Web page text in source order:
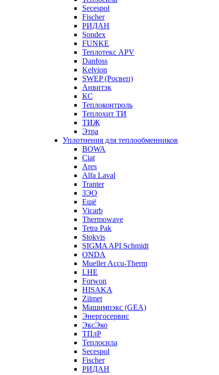
Secespol
Fischer
РИДАН
Sondex
FUNKE
Теплотекс APV
Danfoss
Kelvion
SWEP (Росвеп)
Анвитэк
КС
Теплоконтроль
Теплохит ТИ
ТИЖ
Этра
Уплотнения для теплообменников
BOWA
Ciat
Ares
Alfa Laval
Tranter
ЗЭО
Ещё
Vicarb
Thermowave
Tetra Pak
Stokvis
SIGMA API Schmidt
ONDA
Mueller Accu-Therm
LHE
Forwon
HISAKA
Zilmet
Машимпэкс (GEA)
Энергосервис
ЭксЭко
ТПлР
Теплосила
Secespol
Fischer
РИДАН